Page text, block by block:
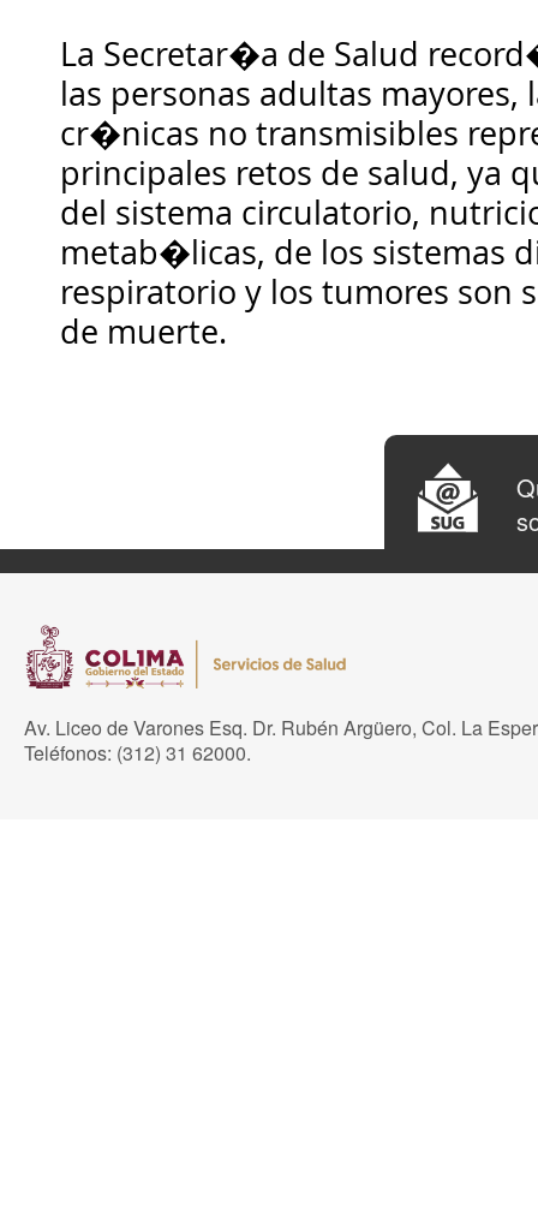
La Secretar�a de Salud
las personas adultas mayores,
cr�nicas no transmisibles
principales retos de salud, ya
del sistema circulatorio,
metab�licas, de los sistemas
respiratorio y los tumores son
de muerte.
Av. Liceo de Varones Esq. Dr. Rubén Argüero, Col. La
Teléfonos: (312) 31 62000.